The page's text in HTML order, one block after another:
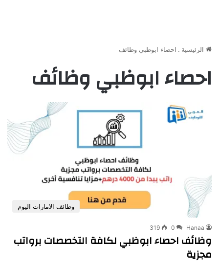
الرئيسية . احصاء ابوظبي وظائف
احصاء ابوظبي وظائف
وظائف الامارات اليوم
Hanaa
0
319
وظائف احصاء ابوظبي لكافة التخصصات برواتب
مجزية